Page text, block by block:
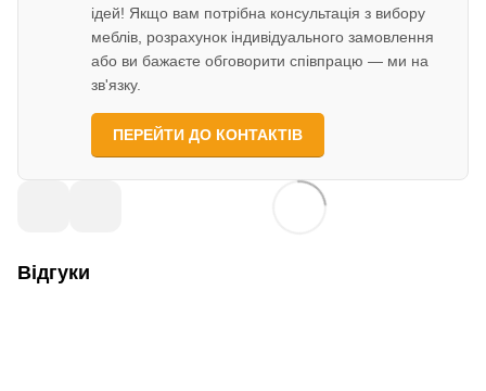
ідей! Якщо вам потрібна консультація з вибору
меблів, розрахунок індивідуального замовлення
або ви бажаєте обговорити співпрацю — ми на
зв'язку.
ПЕРЕЙТИ ДО КОНТАКТІВ
Відгуки